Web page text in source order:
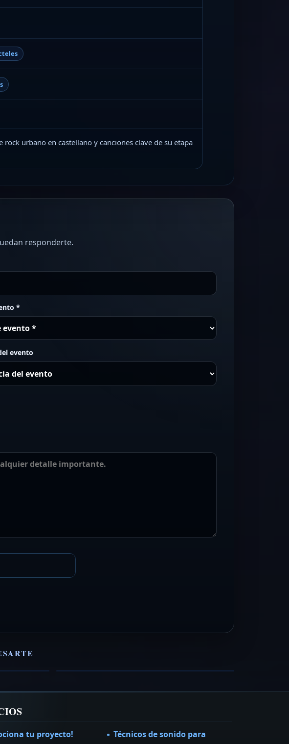
urbano en castellano y canciones clave de su etapa
responderte.
*
evento
El Ultimo Guateque
tu proyecto!
Técnicos de sonido para